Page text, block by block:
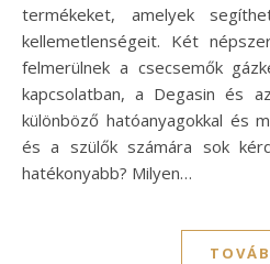
termékeket, amelyek
kellemetlenségeit. Két
felmerülnek a csecsemők
kapcsolatban, a Degasin és
különböző hatóanyagokkal és
és a szülők számára sok
hatékonyabb? Milyen…